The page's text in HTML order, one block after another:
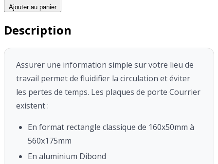
Ajouter au panier
Description
Assurer une information simple sur votre lieu de
travail permet de fluidifier la circulation et éviter
les pertes de temps. Les plaques de porte Courrier
existent :
En format rectangle classique de 160x50mm à
560x175mm
En aluminium Dibond